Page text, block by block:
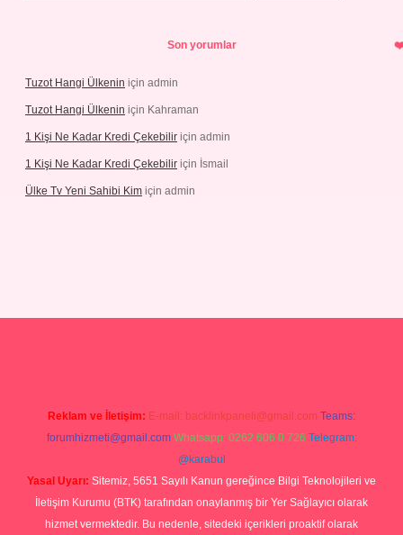
Son yorumlar
Tuzot Hangi Ülkenin için admin
Tuzot Hangi Ülkenin için Kahraman
1 Kişi Ne Kadar Kredi Çekebilir için admin
1 Kişi Ne Kadar Kredi Çekebilir için İsmail
Ülke Tv Yeni Sahibi Kim için admin
Reklam ve İletişim: E-mail: backlinkpaneli@gmail.com Teams:
forumhizmeti@gmail.com Whatsapp: 0262 606 0 726 Telegram:
@karabul
Yasal Uyarı: Sitemiz, 5651 Sayılı Kanun gereğince Bilgi Teknolojileri ve
İletişim Kurumu (BTK) tarafından onaylanmış bir Yer Sağlayıcı olarak
hizmet vermektedir. Bu nedenle, sitedeki içerikleri proaktif olarak